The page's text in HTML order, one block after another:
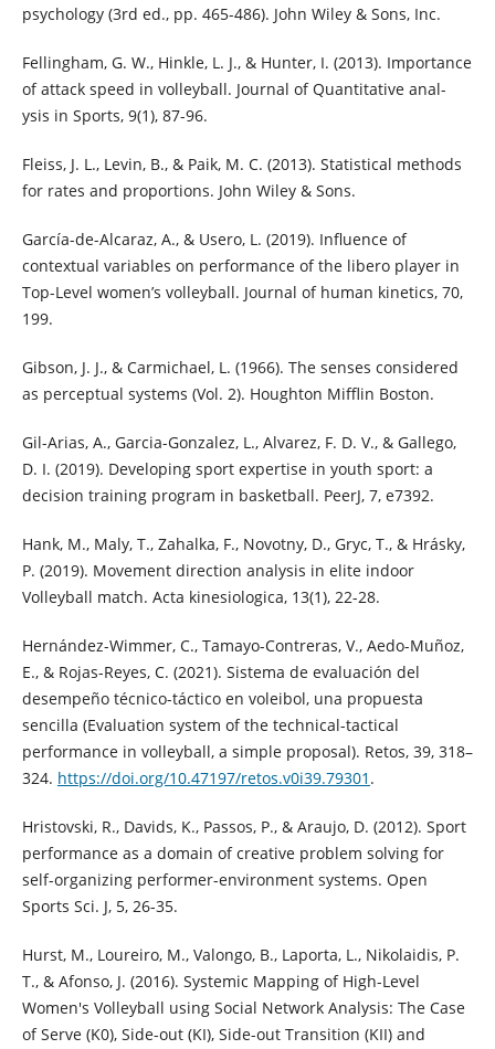
psychology (3rd ed., pp. 465-486). John Wiley & Sons, Inc.
Fellingham, G. W., Hinkle, L. J., & Hunter, I. (2013). Importance
of attack speed in volleyball. Journal of Quantitative anal-
ysis in Sports, 9(1), 87-96.
Fleiss, J. L., Levin, B., & Paik, M. C. (2013). Statistical methods
for rates and proportions. John Wiley & Sons.
García-de-Alcaraz, A., & Usero, L. (2019). Influence of
contextual variables on performance of the libero player in
Top-Level women’s volleyball. Journal of human kinetics, 70,
199.
Gibson, J. J., & Carmichael, L. (1966). The senses considered
as perceptual systems (Vol. 2). Houghton Mifflin Boston.
Gil-Arias, A., Garcia-Gonzalez, L., Alvarez, F. D. V., & Gallego,
D. I. (2019). Developing sport expertise in youth sport: a
decision training program in basketball. PeerJ, 7, e7392.
Hank, M., Maly, T., Zahalka, F., Novotny, D., Gryc, T., & Hrásky,
P. (2019). Movement direction analysis in elite indoor
Volleyball match. Acta kinesiologica, 13(1), 22-28.
Hernández-Wimmer, C., Tamayo-Contreras, V., Aedo-Muñoz,
E., & Rojas-Reyes, C. (2021). Sistema de evaluación del
desempeño técnico-táctico en voleibol, una propuesta
sencilla (Evaluation system of the technical-tactical
performance in volleyball, a simple proposal). Retos, 39, 318–
324. https://doi.org/10.47197/retos.v0i39.79301 .
Hristovski, R., Davids, K., Passos, P., & Araujo, D. (2012). Sport
performance as a domain of creative problem solving for
self-organizing performer-environment systems. Open
Sports Sci. J, 5, 26-35.
Hurst, M., Loureiro, M., Valongo, B., Laporta, L., Nikolaidis, P.
T., & Afonso, J. (2016). Systemic Mapping of High-Level
Women's Volleyball using Social Network Analysis: The Case
of Serve (K0), Side-out (KI), Side-out Transition (KII) and